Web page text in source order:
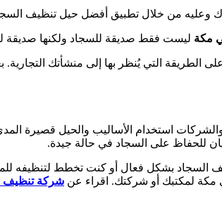
وعليه من خلال تطبيق أفضل حيل تنظيف
مكة ليست فقط صديقة للسجاد ولكنها صديقة
الطريقة التي يُنظر بها إلى منشأتك
استخدام الأساليب والحيل قصيرة
للحفاظ على السجاد في حالة جيدة.
السجاد بشكل فعال أو كنت تخطط لتنظيفه
مكة لمكتبك أو شركتك. اقراء عن شركة تنظيف